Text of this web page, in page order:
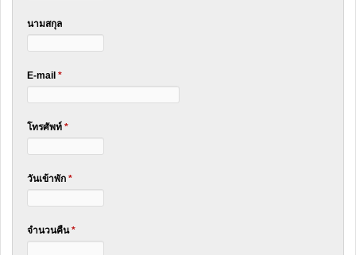
นามสกุล
E-mail *
โทรศัพท์ *
วันเข้าพัก *
จำนวนคืน*